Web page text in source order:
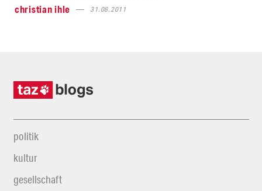
christian ihle
31.08.2011
politik
kultur
gesellschaft